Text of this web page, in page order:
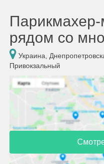
рядом со
Украина,
Привокзальный